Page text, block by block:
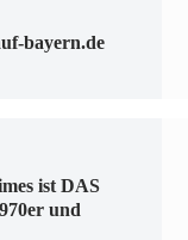
bayern.de
ist DAS
und